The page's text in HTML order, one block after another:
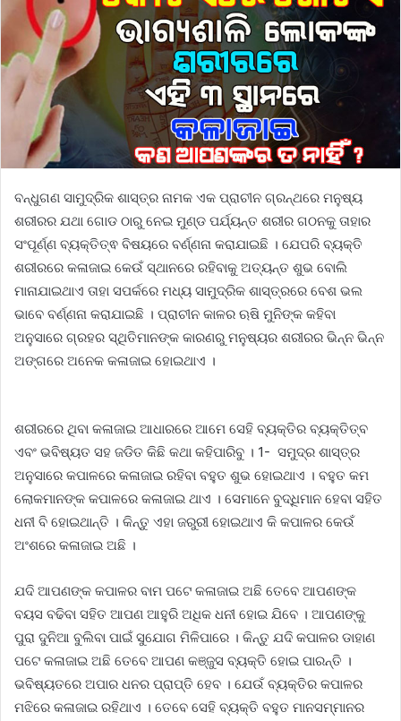
ବନ୍ଧୁଗଣ ସାମୁଦ୍ରିକ ଶାସ୍ତ୍ର ନାମକ ଏକ ପ୍ରାଚୀନ ଗ୍ରନ୍ଥରେ ମନୁଷ୍ୟ
ଶରୀରର ଯଥା ଗୋଡ ଠାରୁ ନେଇ ମୁଣ୍ଡ ପର୍ଯ୍ୟନ୍ତ ଶରୀର ଗଠନକୁ ତାହାର
ସଂପୂର୍ଣ୍ଣ ବ୍ୟକ୍ତିତ୍ଵ ବିଷୟରେ ବର୍ଣ୍ଣନା କରାଯାଇଛି । ଯେପରି ବ୍ୟକ୍ତି
ଶରୀରରେ କଳାଜାଇ କେଉଁ ସ୍ଥାନରେ ରହିବାକୁ ଅତ୍ୟନ୍ତ ଶୁଭ ବୋଲି
ମାନାଯାଇଥାଏ ତାହା ସପର୍କରେ ମଧ୍ୟ ସାମୁଦ୍ରିକ ଶାସ୍ତ୍ରରେ ବେଶ ଭଲ
ଭାବେ ବର୍ଣ୍ଣନା କରାଯାଇଛି । ପ୍ରାଚୀନ କାଳର ଋଷି ମୁନିଙ୍କ କହିବା
ଅନୁସାରେ ଗ୍ରହର ସ୍ଥିତିମାନଙ୍କ କାରଣରୁ ମନୁଷ୍ୟର ଶରୀରର ଭିନ୍ନ ଭିନ୍ନ
ଅଙ୍ଗରେ ଅନେକ କଳାଜାଇ ହୋଇଥାଏ ।
ଶରୀରରେ ଥିବା କଳାଜାଇ ଆଧାରରେ ଆମେ ସେହି ବ୍ୟକ୍ତିର ବ୍ୟକ୍ତିତ୍ବ
ଏବଂ ଭବିଷ୍ୟତ ସହ ଜଡିତ କିଛି କଥା କହିପାରିବୁ । 1- ସମୁଦ୍ର ଶାସ୍ତ୍ର
ଅନୁସାରେ କପାଳରେ କଳାଜାଇ ରହିବା ବହୁତ ଶୁଭ ହୋଇଥାଏ । ବହୁତ କମ
ଲୋକମାନଙ୍କ କପାଳରେ କଳାଜାଇ ଥାଏ । ସେମାନେ ବୁଦ୍ଧିମାନ ହେବା ସହିତ
ଧନୀ ବି ହୋଇଥାନ୍ତି । କିନ୍ତୁ ଏହା ଜରୁରୀ ହୋଇଥାଏ କି କପାଳର କେଉଁ
ଅଂଶରେ କଳାଜାଇ ଅଛି ।
ଯଦି ଆପଣଙ୍କ କପାଳର ବାମ ପଟେ କଳାଜାଇ ଅଛି ତେବେ ଆପଣଙ୍କ
ବୟସ ବଢିବା ସହିତ ଆପଣ ଆହୁରି ଅଧିକ ଧନୀ ହୋଇ ଯିବେ । ଆପଣଙ୍କୁ
ପୁରା ଦୁନିଆ ବୁଲିବା ପାଇଁ ସୁଯୋଗ ମିଳିପାରେ । କିନ୍ତୁ ଯଦି କପାଳର ଡାହାଣ
ପଟେ କଳାଜାଇ ଅଛି ତେବେ ଆପଣ କଞ୍ଜୁସ ବ୍ୟକ୍ତି ହୋଇ ପାରନ୍ତି ।
ଭବିଷ୍ୟତରେ ଅପାର ଧନର ପ୍ରାପ୍ତି ହେବ । ଯେଉଁ ବ୍ୟକ୍ତିର କପାଳର
ମଝିରେ କଳାଜାଇ ରହିଥାଏ । ତେବେ ସେହି ବ୍ୟକ୍ତି ବହୁତ ମାନସମ୍ମାନର